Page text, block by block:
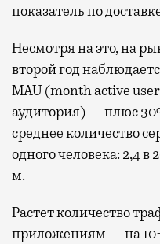
показатель по
Несмотря на это, на
второй год
MAU (month active
аудитория) — плюс
среднее количество
одного человека: 2,4 в
м.
Растет количество
приложениям — на